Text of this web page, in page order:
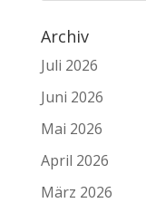
Archiv
Juli 2026
Juni 2026
Mai 2026
April 2026
März 2026